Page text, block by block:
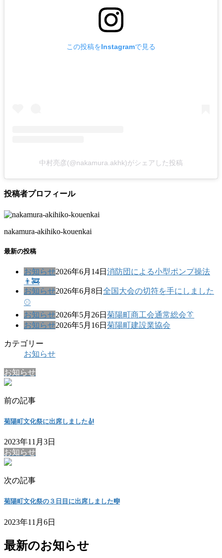
この投稿をInstagramで見る
中村亮彦(@nakamura.akhk)がシェアした投稿
投稿者プロフィール
nakamura-akihiko-kouenkai
最新の投稿
お知らせ2026年6月14日 消防団による小型ポンプ操法
👨‍🚒
お知らせ2026年6月8日 全国大会の切符を手にしました
⚾
お知らせ2026年5月26日 菊陽町商工会通常総会👔
お知らせ2026年5月16日 菊陽町建設業協会
カテゴリー
お知らせ
お知らせ
前の記事
菊陽町文化祭に出席しました🎻
2023年11月3日
お知らせ
次の記事
菊陽町文化祭の３日目に出席しました🎼
2023年11月6日
最新のお知らせ